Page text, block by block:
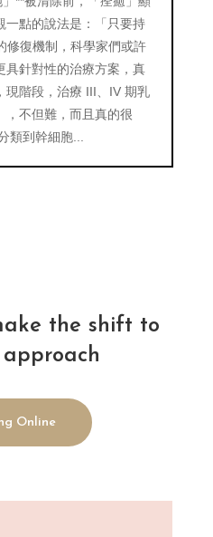
一點的說法是：「只要持
修復機制，科學家們或許
具針對性的治療方案，真
現階段，治療 III、IV 期乳
，不但難，而且真的很
類到幹細胞...
the shift to
Online